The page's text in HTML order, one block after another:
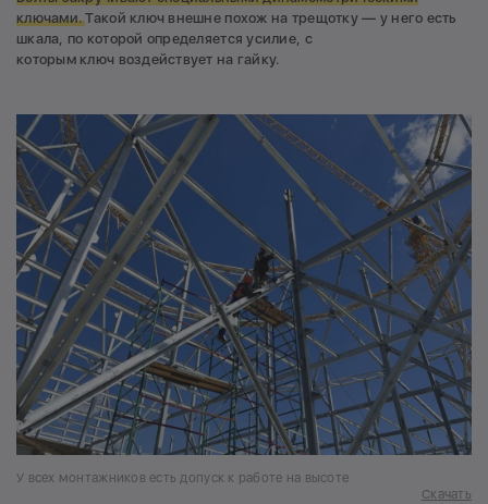
ключами.Такой ключ внешне похож на трещотку — у него есть
шкала, по которой определяется усилие, с
которым ключ воздействует на гайку.
У всех монтажников есть допуск к работе на высоте
Скачать